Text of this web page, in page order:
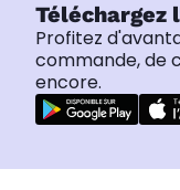
Téléchargez
Profitez
commande, de
encore.